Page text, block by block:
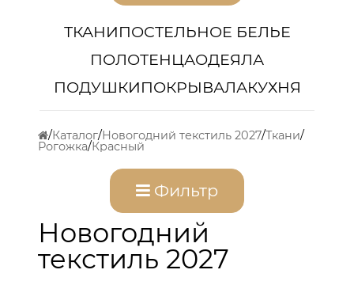
ТКАНИПОСТЕЛЬНОЕ БЕЛЬЕ
ПОЛОТЕНЦАОДЕЯЛА
ПОДУШКИПОКРЫВАЛАКУХНЯ
Каталог Новогодний текстиль 2027 Ткани
Рогожка Красный
Фильтр
Новогодний
текстиль 2027